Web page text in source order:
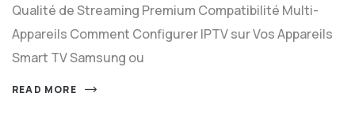
Qualité de Streaming Premium Compatibilité Multi-
Appareils Comment Configurer IPTV sur Vos Appareils
Smart TV Samsung ou
READ MORE